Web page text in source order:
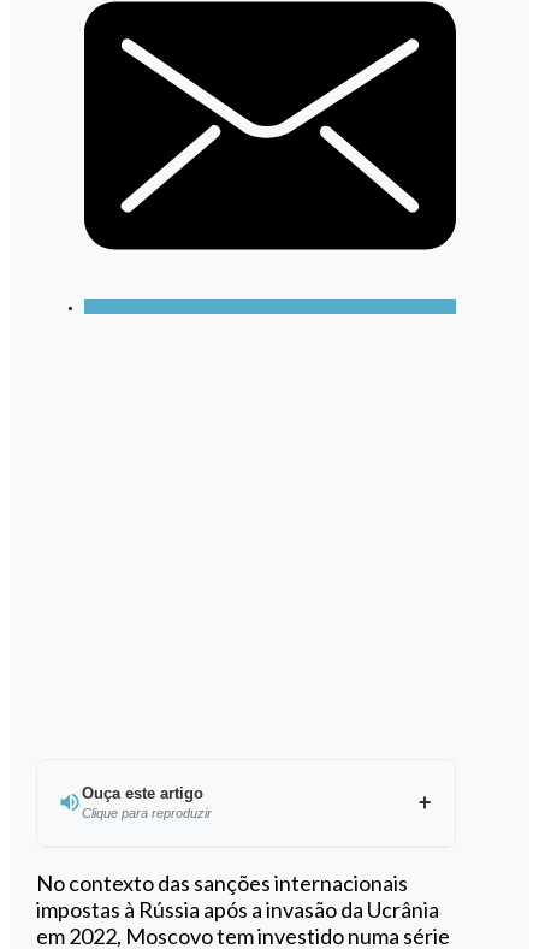
Ouça este artigo
Clique para reproduzir
Ouvir este artigo
No contexto das sanções internacionais
impostas à Rússia após a invasão da Ucrânia
em 2022, Moscovo tem investido numa série